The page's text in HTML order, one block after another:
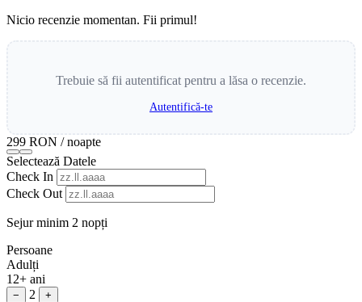
Nicio recenzie momentan. Fii primul!
Trebuie să fii autentificat pentru a lăsa o recenzie.
Autentifică-te
299 RON / noapte
Selectează Datele
Check In
Check Out
Sejur minim 2 nopți
Persoane
Adulți
12+ ani
− 2 +